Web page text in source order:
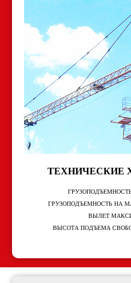
ТЕХНИЧЕСКИЕ
ГРУЗОПОДЪЕМНОСТЬ НА
ВЫЛЕТ
ВЫСОТА ПОДЪЕМА